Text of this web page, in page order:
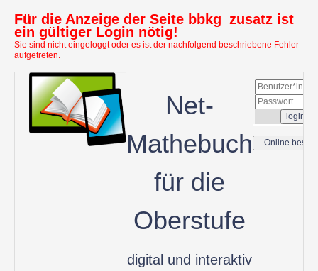
Für die Anzeige der Seite bbkg_zusatz ist
ein gültiger Login nötig!
Sie sind nicht eingeloggt oder es ist der nachfolgend beschriebene Fehler
aufgetreten.
Net-
Mathebuch
für die
Oberstufe
digital und interaktiv